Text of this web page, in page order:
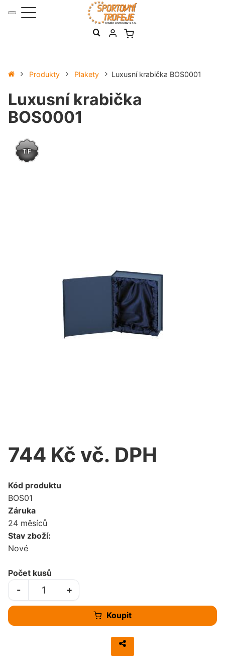
Produkty Plakety Luxusní krabička BOS0001
Luxusní krabička
BOS0001
744 Kč vč. DPH
Kód produktu
BOS01
Záruka
24 měsíců
Stav zboží:
Nové
Koupit
Počet kusů
+
-